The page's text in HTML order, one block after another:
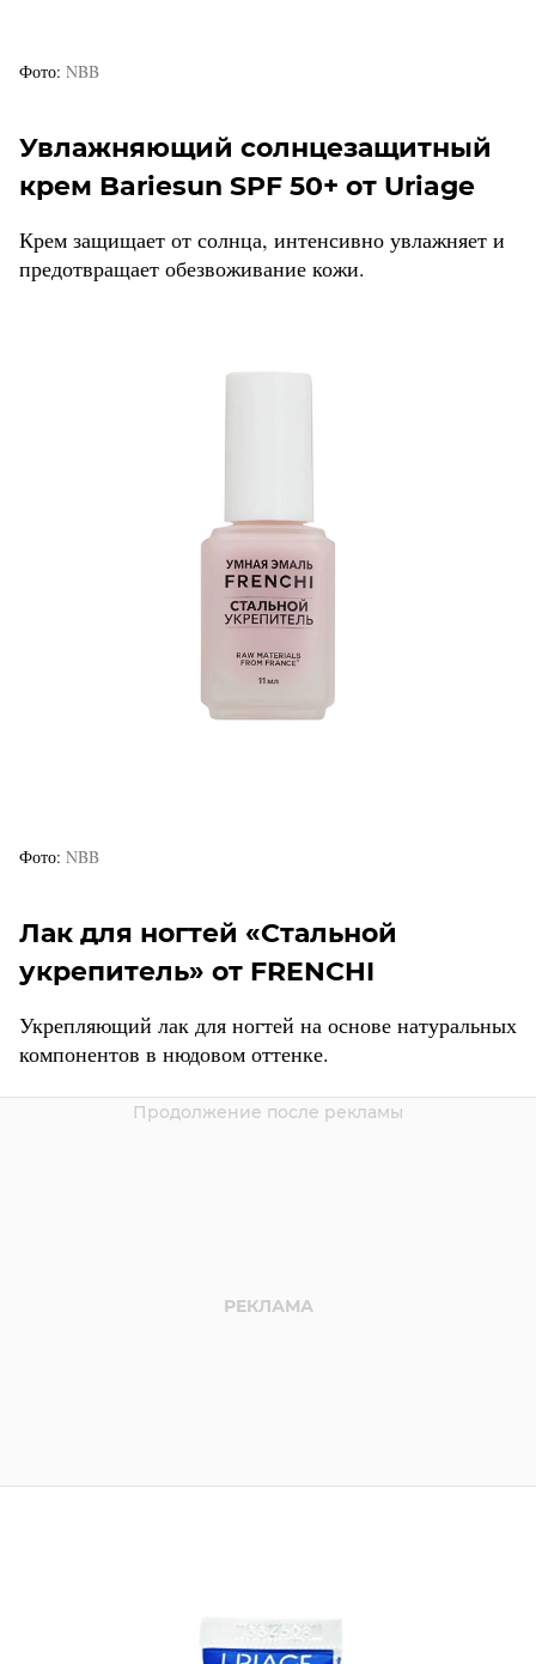
Фото NBB
Увлажняющий солнцезащитный
крем Bariesun SPF 50+ от Uriage
Крем защищает от солнца, интенсивно увлажняет и
предотвращает обезвоживание кожи.
Фото NBB
Лак для ногтей «Стальной
укрепитель» от FRENCHI
Укрепляющий лак для ногтей на основе натуральных
компонентов в нюдовом оттенке.